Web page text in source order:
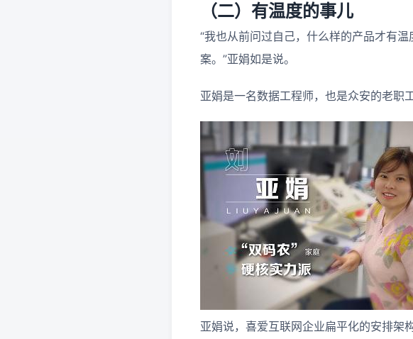
（二）有温度的事儿
“我也从前问过自己，什么样的产品才有
案。”亚娟如是说。
亚娟是一名数据工程师，也是众安的老职
亚娟说，喜爱互联网企业扁平化的安排架